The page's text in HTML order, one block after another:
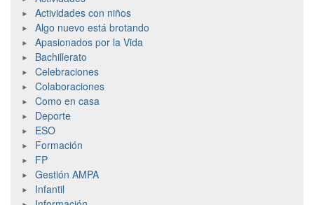
Actividades con niños
Algo nuevo está brotando
Apasionados por la Vida
Bachillerato
Celebraciones
Colaboraciones
Como en casa
Deporte
ESO
Formación
FP
Gestión AMPA
Infantil